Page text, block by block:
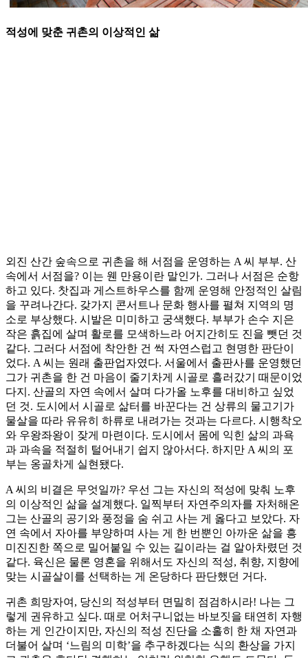
적성에 맞춘 귀촌의 이상적인 삶
외진 산간 숲속으로 귀촌을 해 서점을 운영하는 A 씨 부부. 산
속에서 서점을? 이는 웬 만용이란 말인가. 그러나 서점은 순항
하고 있다. 찻집과 게스트하우스를 함께 운영해 안정적인 살림
을 꾸려나간다. 갖가지 콘서트나 문화 행사를 펼쳐 지역의 명
소로 부상했다. 시발은 미미하고 궁색했다. 부부가 손수 지은
작은 흙집에 살며 활로를 모색하느라 어지간히도 진을 뺏던 것
같다. 그러다 서점에 착안한 건 썩 자연스럽고 현명한 판단이
었다. A 씨는 원래 출판업자였다. 서울에서 출판사를 운영했던
그가 귀촌을 한 건 마음이 줄기차게 시골로 흘러갔기 때문이었
다지. 산골의 자연 속에서 살며 다가올 노후를 대비하고 싶었
던 것. 도시에서 시골로 삶터를 바꾼다는 건 상류의 물고기가
물살을 따라 유유히 하류로 내려가는 것과는 다르다. 시행착오
와 우왕좌왕이 잦게 마련이다. 도시에서 몸에 익힌 삶의 과욕
과 과속을 적절히 털어내기 쉽지 않아서다. 하지만 A 씨의 포
부는 옹골차게 실현됐다.
A 씨의 비결은 무엇일까? 우선 그는 자신의 적성에 맞춰 노후
의 이상적인 삶을 설계했다. 일찍부터 자연주의자를 자처해온
그는 산골의 공기와 풍정을 숨 쉬고 사는 게 옳다고 보았다. 자
연 속에서 자아를 부양하며 사는 게 한 번뿐인 아까운 삶을 흥
미진진한 쪽으로 밀어붙일 수 있는 길이라는 걸 알아차렸던 것
같다. 육신은 물론 영혼을 위해서도 자신의 적성, 취향, 지향에
맞는 시골살이를 선택하는 게 온당하다 판단했던 거다.
귀촌 희망자여, 당신의 적성부터 면밀히 점검하시라! 나는 그
렇게 권유하고 싶다. 때로 어처구니없는 바보짓을 태연히 자행
하는 게 인간이지만, 자신의 적성 진단을 소홀히 한 채 자연과
더불어 살며 ‘느림의 미학’을 추구하겠다는 식의 환상을 가지